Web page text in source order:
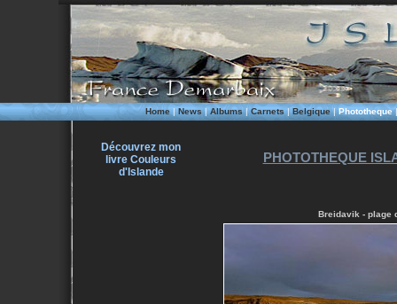
Home|News|Albums|Carnets|Belgique|Phototheque
Découvrez mon
livre Couleurs
d'Islande
PHOTOTHEQUE
Breidavik - plage